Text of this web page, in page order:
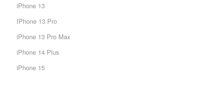
iPhone 13
IPhone 13 Pro
iPhone 13 Pro Max
iPhone 14 Plus
iPhone 15